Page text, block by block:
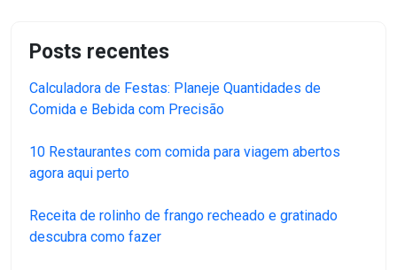
Posts recentes
Calculadora de Festas: Planeje Quantidades de
Comida e Bebida com Precisão
10 Restaurantes com comida para viagem abertos
agora aqui perto
Receita de rolinho de frango recheado e gratinado
descubra como fazer